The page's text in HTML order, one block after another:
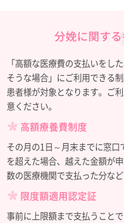
分娩に関す
「高額な医療費の支払いをし
そうな場合」にご利用できる
患者様が対象となります。ご
意ください。
高額療養費制度
その月の1日～月末までに窓
を超えた場合、越えた金額が
数の医療機関で支払った分など
限度額適用認定証
事前に上限額まで支払うこと